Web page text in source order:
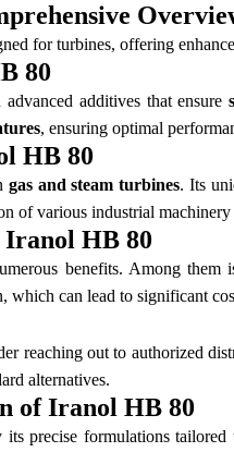
for turbines, offering
80
additives that ensure
, ensuring optimal
HB 80
gas and steam turbines. Its
of various industrial machinery
Iranol HB 80
benefits. Among them
which can lead to significant
reaching out to authorized
alternatives.
of Iranol HB 80
precise formulations